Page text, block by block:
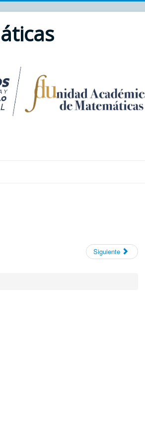
Siguiente